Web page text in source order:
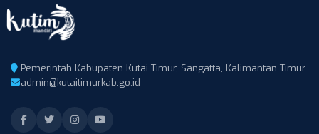
Pemerintah Kabupaten Kutai Timur, Sangatta, Kalimantan Timur
admin@kutaitimurkab.go.id